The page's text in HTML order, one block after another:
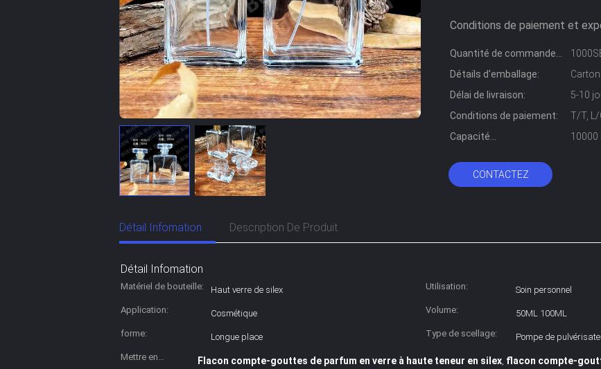
Conditions de paiement et
Quantité de commande
min:
Détails d'emballage:
Délai de livraison:
5-10
Conditions de paiement:
T/T, L/
Capacité
10000
CONTACTEZ
Détail Infomation Description De Produit
Détail Infomation
Matériel de bouteille: Haut verre de silex Utilisation:
Soin personnel
Application:
Cosmétique Volume:
50ML 100ML
forme:
Longue place Type de scellage:
Pompe de
Mettre en
Flacon compte-gouttes de parfum en verre à haute teneur en silex, flacon compte-